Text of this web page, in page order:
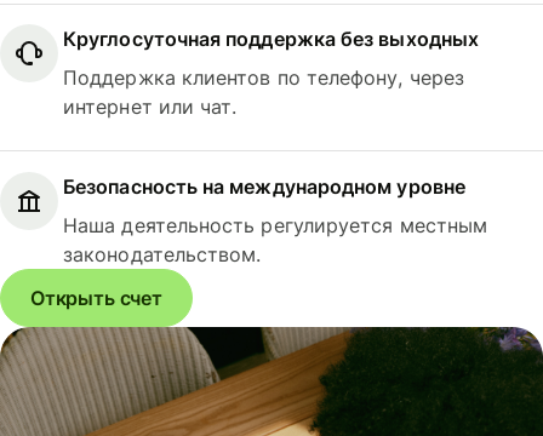
Круглосуточная поддержка без выходных
Поддержка клиентов по телефону, через
интернет или чат.
Безопасность на международном уровне
Наша деятельность регулируется местным
законодательством.
Открыть счет